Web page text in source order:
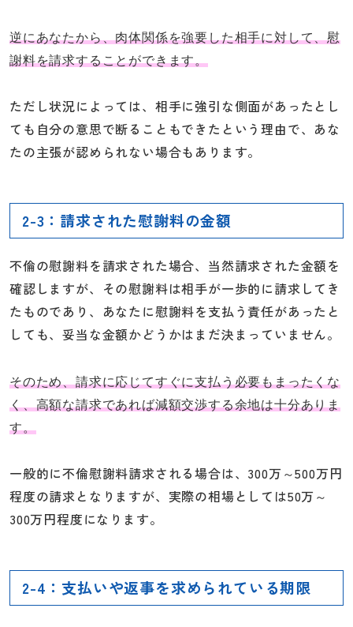
逆にあなたから、肉体関係を強要した相手に対して、慰
謝料を請求することができます。
ただし状況によっては、相手に強引な側面があったとし
ても自分の意思で断ることもできたという理由で、あな
たの主張が認められない場合もあります。
2-3：請求された慰謝料の金額
不倫の慰謝料を請求された場合、当然請求された金額を
確認しますが、その慰謝料は相手が一歩的に請求してき
たものであり、あなたに慰謝料を支払う責任があったと
しても、妥当な金額かどうかはまだ決まっていません。
そのため、請求に応じてすぐに支払う必要もまったくな
く、高額な請求であれば減額交渉する余地は十分ありま
す。
一般的に不倫慰謝料請求される場合は、300万～500万円
程度の請求となりますが、実際の相場としては50万～
300万円程度になります。
2-4：支払いや返事を求められている期限